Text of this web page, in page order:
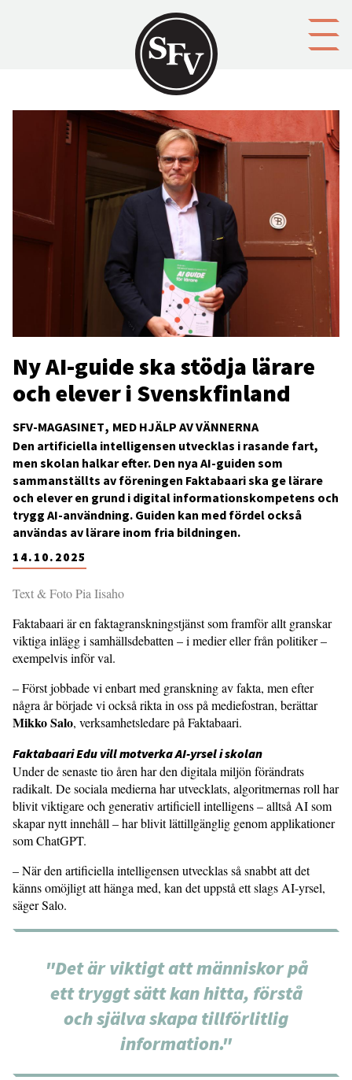
SFV-MAGASINET MED HJÄLP AV VÄNNERNA
Ny AI-guide ska stödja lärare
och elever i Svenskfinland
14.10.2025
Den artificiella intelligensen utvecklas i rasande fart,
men skolan halkar efter. Den nya AI-guiden som
sammanställts av föreningen Faktabaari ska ge lärare
och elever en grund i digital informationskompetens och
trygg AI-användning. Guiden kan med fördel också
användas av lärare inom fria bildningen.
Text & Foto Pia Iisaho
Faktabaari är en faktagranskningstjänst som framför allt granskar
viktiga inlägg i samhällsdebatten – i medier eller från politiker –
exempelvis inför val.
– Först jobbade vi enbart med granskning av fakta, men efter
några år började vi också rikta in oss på mediefostran, berättar
Mikko Salo, verksamhetsledare på Faktabaari.
Faktabaari Edu vill motverka AI-yrsel i skolan
Under de senaste tio åren har den digitala miljön förändrats
radikalt. De sociala medierna har utvecklats, algoritmernas roll har
blivit viktigare och generativ artificiell intelligens – alltså AI som
skapar nytt innehåll – har blivit lättillgänglig genom applikationer
som ChatGPT.
– När den artificiella intelligensen utvecklas så snabbt att det
känns omöjligt att hänga med, kan det uppstå ett slags AI-yrsel,
säger Salo.
"Det är viktigt att människor på
ett tryggt sätt kan hitta, förstå
och själva skapa tillförlitlig
information."